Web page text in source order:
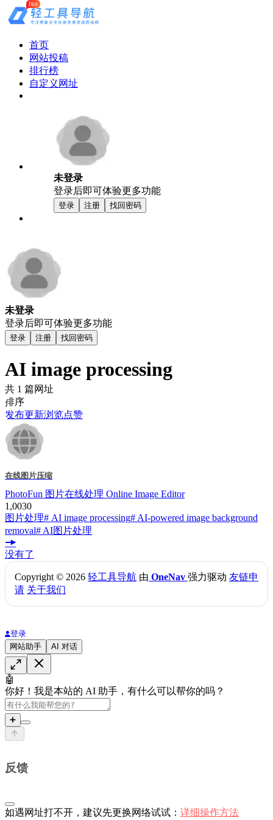
首页
网站投稿
排行榜
Hot
自定义网址
未登录
登录后即可体验更多功能
登录 注册 找回密码
未登录
登录后即可体验更多功能
登录 注册 找回密码
AI image processing
共 1 篇网址
排序
发布更新浏览点赞
在线图片压缩
PhotoFun 图片在线处理 Online Image Editor
1,0030
图片处理# AI image processing# AI-powered image background
removal# AI图片处理
没有了
Copyright © 2026 轻工具导航 由 OneNav 强力驱动 友链申
请 关于我们
登录
网站助手
AI 对话
🤖
你好！我是本站的 AI 助手，有什么可以帮你的吗？
➕
反馈
如遇网址打不开，建议先更换网络试试： 详细操作方法